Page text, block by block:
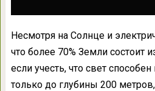
Несмотря на Солнце и
что более 70% Земли состоит
если учесть, что свет
только до глубины 200 метров,